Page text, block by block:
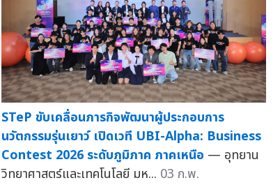
STeP ขับเคลื่อนภารกิจพัฒนาผู้ประกอบการ
นวัตกรรมรุ่นเยาว์ เปิดเวที UBI-Alpha: Business
Contest 2026 ระดับภูมิภาค ภาคเหนือ — อุทยาน
วิทยาศาสตร์และเทคโนโลยี มห... 03 ก.พ.